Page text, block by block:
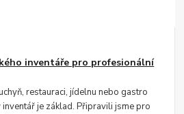
inventáře pro profesionální
restauraci, jídelnu nebo gastro
je základ. Připravili jsme pro